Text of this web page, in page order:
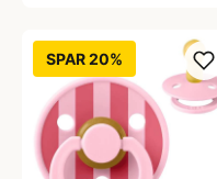
SPAR 20%